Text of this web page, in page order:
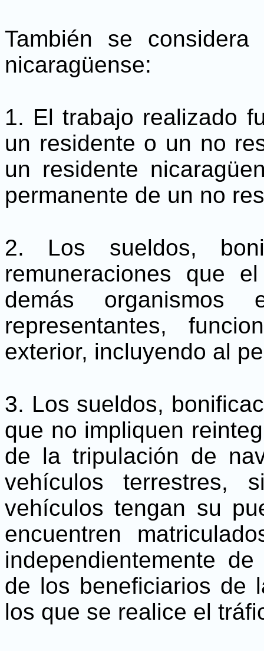
También se
nicaragüense:
1. El trabajo realizado
un residente o un no
un residente
permanente de un no
2. Los sueldos,
remuneraciones que
demás
representantes,
exterior, incluyendo al
3. Los sueldos,
que no impliquen
de la tripulación de
vehículos terrestres,
vehículos tengan su
encuentren
independientemente
de los beneficiarios de
los que se realice el